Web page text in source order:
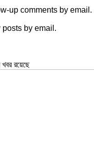
up comments by email.
posts by email.
রয়েছে